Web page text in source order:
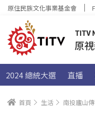
原住民族文化事業基金會
TITV
原
2024 總統大選 直播
首頁 生活 南投廬山